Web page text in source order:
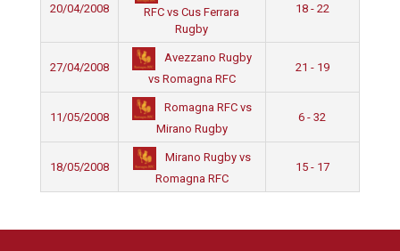
20/04/2008
RFC vs Cus Ferrara
Rugby
18 - 22
27/04/2008
Avezzano Rugby
vs Romagna RFC
21 - 19
11/05/2008
Romagna RFC vs
Mirano Rugby
6 - 32
18/05/2008
Mirano Rugby vs
Romagna RFC
15 - 17